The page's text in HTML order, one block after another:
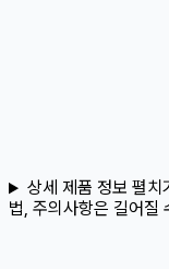
상세 제품 정보 펼치
법, 주의사항은 길어질